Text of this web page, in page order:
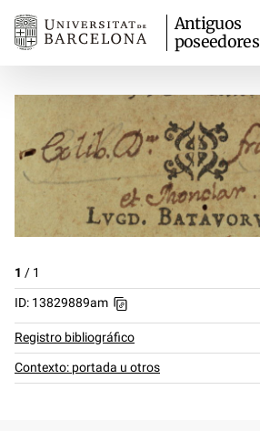
Antiguos
poseedores
1 / 1
ID: 13829889am
Registro bibliográfico
Contexto: portada u otros